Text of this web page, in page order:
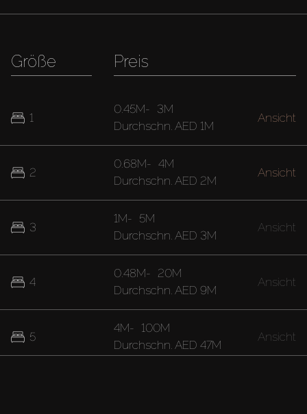
Größe
1
2
3
4
5
Preis
0.45M- 3M
Durchschn. AED 1M
Ansicht
0.68M- 4M
Durchschn. AED 2M
Ansicht
1M- 5M
Durchschn. AED 3M
Ansicht
0.48M- 20M
Durchschn. AED 9M
Ansicht
4M- 100M
Durchschn. AED 47M
Ansicht